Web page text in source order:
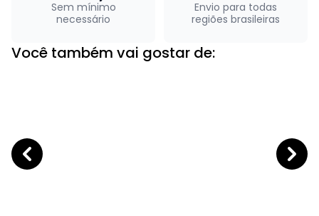
Sem mínimo
necessário
Envio para todas
regiões brasileiras
Você também vai gostar de: